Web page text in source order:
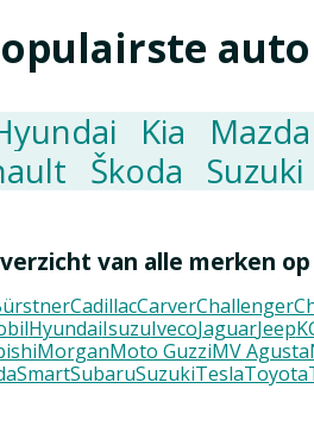
Kia Mazda
Škoda Suzuki
van alle merken
CadillacCarverChallenger
HyundaiIsuzuIvecoJaguarJeep
MorganMoto GuzziMV Agusta
SmartSubaruSuzukiTeslaToyota